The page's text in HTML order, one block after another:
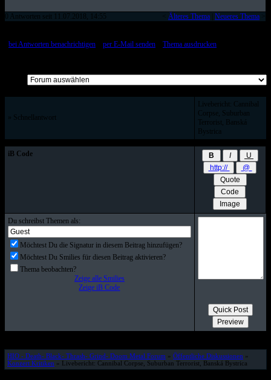
0 Antworten seit 11.07.2018, 14:55 Älteres Thema| Neueres Thema>
bei Antworten benachrichtigen:: per E-Mail senden:: Thema ausdrucken]
» Schnellantwort
Livebericht: Cannibal
Corpse, Suburban
Terrorist, Banská
Bystrica
iB Code
Du schreibst Themen als:
Möchtest Du die Signatur in diesem Beitrag hinzufügen?
Möchtest Du Smilies für diesen Beitrag aktivieren?
Thema beobachten?
Zeige alle Smilies
Zeige iB Code
HIO - Death- Black- Thrash- Grind- Doom Metal Forum » Öffentliche Diskussionen »
Konzert Kritiken » Livebericht: Cannibal Corpse, Suburban Terrorist, Banská Bystrica